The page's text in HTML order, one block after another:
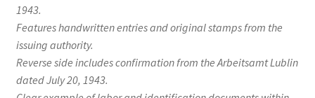
1943.
Features handwritten entries and original stamps from the
issuing authority.
Reverse side includes confirmation from the Arbeitsamt Lublin
dated July 20, 1943.